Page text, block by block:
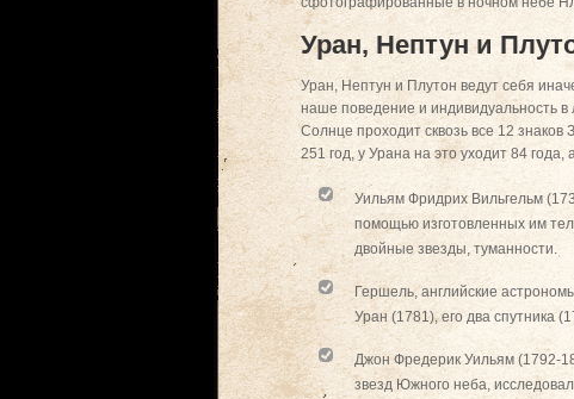
Уран, Нептун и
Уран, Нептун и Плутон ведут себя
наше поведение и индивидуальность
Солнце проходит сквозь все 12
251 год, у Урана на это уходит 84 года,
Уильям Фридрих Вильгельм
помощью изготовленных им
двойные звезды, туманности.
Гершель, английские
Уран (1781), его два спутника
Джон Фредерик Уильям (1792-
звезд Южного неба,